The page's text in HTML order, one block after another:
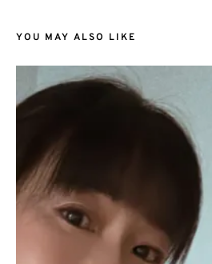
YOU MAY ALSO LIKE